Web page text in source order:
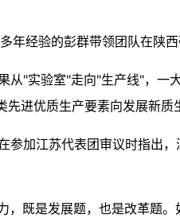
年经验的彭群带领团队在陕
从"实验室"走向"生产线"，一
先进优质生产要素向发展新
参加江苏代表团审议时指出
，既是发展题，也是改革题。